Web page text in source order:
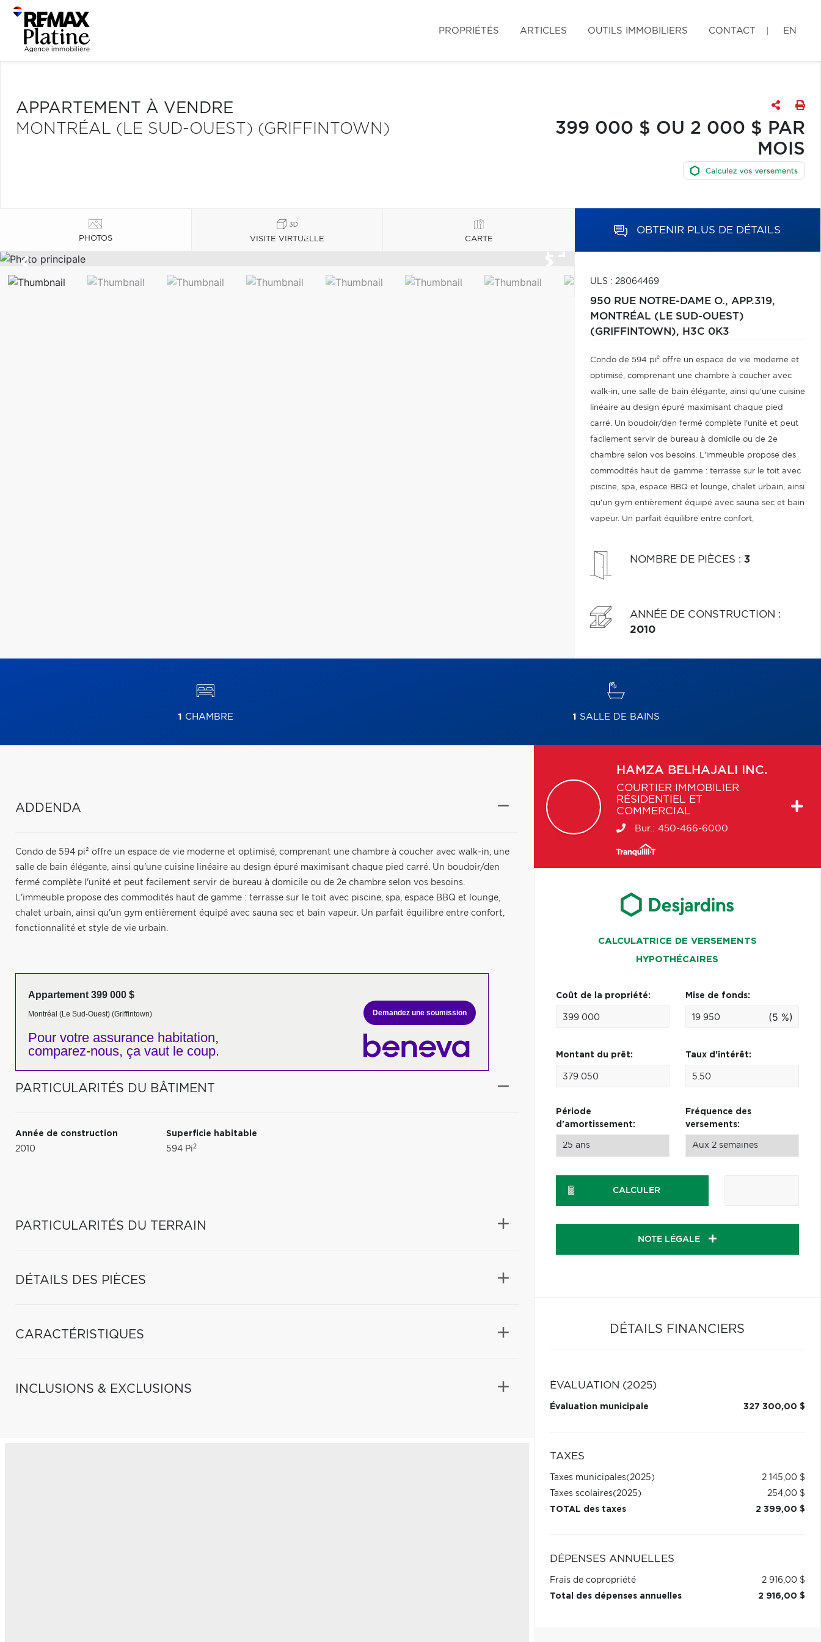
PROPRIÉTÉS ARTICLES OUTILS IMMOBILIERS CONTACT EN
APPARTEMENT À VENDRE
MONTRÉAL (LE SUD-OUEST) (GRIFFINTOWN)
399 000 $ OU 2 000 $ PAR
MOIS
PHOTOS VISITE VIRTUELLE CARTE
OBTENIR PLUS DE DÉTAILS
ULS : 28064469
950 RUE NOTRE-DAME O., APP.319,
MONTRÉAL (LE SUD-OUEST)
(GRIFFINTOWN), H3C 0K3
Condo de 594 pi² offre un espace de vie moderne et
optimisé, comprenant une chambre à coucher avec
walk-in, une salle de bain élégante, ainsi qu'une cuisine
linéaire au design épuré maximisant chaque pied
carré. Un boudoir/den fermé complète l'unité et peut
facilement servir de bureau à domicile ou de 2e
chambre selon vos besoins. L'immeuble propose des
commodités haut de gamme : terrasse sur le toit avec
piscine, spa, espace BBQ et lounge, chalet urbain, ainsi
qu'un gym entièrement équipé avec sauna sec et bain
vapeur. Un parfait équilibre entre confort,
NOMBRE DE PIÈCES : 3
ANNÉE DE CONSTRUCTION :
2010
1 CHAMBRE 1 SALLE DE BAINS
ADDENDA
Condo de 594 pi² offre un espace de vie moderne et optimisé, comprenant une chambre à coucher avec walk-in, une
salle de bain élégante, ainsi qu'une cuisine linéaire au design épuré maximisant chaque pied carré. Un boudoir/den
fermé complète l'unité et peut facilement servir de bureau à domicile ou de 2e chambre selon vos besoins.
L'immeuble propose des commodités haut de gamme : terrasse sur le toit avec piscine, spa, espace BBQ et lounge,
chalet urbain, ainsi qu'un gym entièrement équipé avec sauna sec et bain vapeur. Un parfait équilibre entre confort,
fonctionnalité et style de vie urbain.
Appartement 399 000 $
Montréal (Le Sud-Ouest) (Griffintown)
Pour votre assurance habitation,
comparez-nous, ça vaut le coup.
Demandez une soumission
PARTICULARITÉS DU BÂTIMENT
Année de construction
2010
Superficie habitable
594 Pi2
PARTICULARITÉS DU TERRAIN
DÉTAILS DES PIÈCES
CARACTÉRISTIQUES
INCLUSIONS & EXCLUSIONS
HAMZA BELHAJALI INC.
COURTIER IMMOBILIER
RÉSIDENTIEL ET
COMMERCIAL
Bur.: 450-466-6000
CALCULATRICE DE VERSEMENTS
HYPOTHÉCAIRES
Coût de la propriété: Mise de fonds:
(5 %)
Montant du prêt: Taux d'intérêt:
Période
d'amortissement:
Fréquence des
versements:
CALCULER
NOTE LÉGALE
DÉTAILS FINANCIERS
ÉVALUATION (2025)
Évaluation municipale 327 300,00 $
TAXES
Taxes municipales(2025)
2 145,00 $
Taxes scolaires(2025)
254,00 $
TOTAL des taxes
2 399,00 $
DÉPENSES ANNUELLES
Frais de copropriété
2 916,00 $
Total des dépenses annuelles
2 916,00 $